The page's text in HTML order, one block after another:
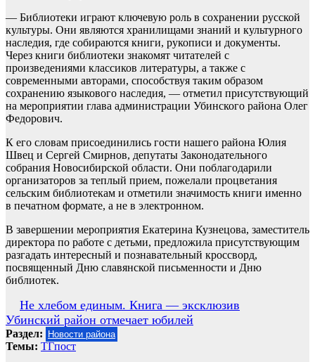
— Библиотеки играют ключевую роль в сохранении русской
культуры. Они являются хранилищами знаний и культурного
наследия, где собираются книги, рукописи и документы.
Через книги библиотеки знакомят читателей с
произведениями классиков литературы, а также с
современными авторами, способствуя таким образом
сохранению языкового наследия, — отметил присутствующий
на мероприятии глава администрации Убинского района Олег
Федорович.
К его словам присоединились гости нашего района Юлия
Швец и Сергей Смирнов, депутаты Законодательного
собрания Новосибирской области. Они поблагодарили
организаторов за теплый прием, пожелали процветания
сельским библиотекам и отметили значимость книги именно
в печатном формате, а не в электронном.
В завершении мероприятия Екатерина Кузнецова, заместитель
директора по работе с детьми, предложила присутствующим
разгадать интересный и познавательный кроссворд,
посвященный Дню славянской письменности и Дню
библиотек.
Навигация
по
записям
Не хлебом единым. Книга — эксклюзив
Убинский район отмечает юбилей
Раздел: Новости района
Темы: ТГпост